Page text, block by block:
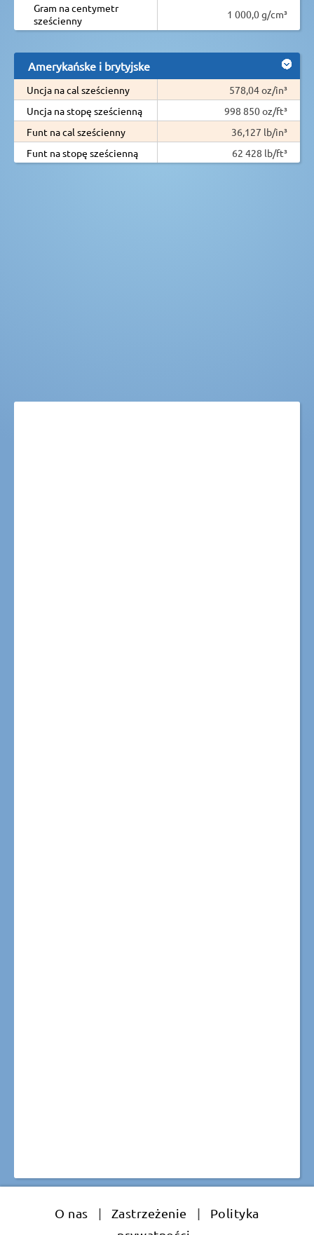
Gram na centymetr
sześcienny
1 000,0 g/cm³
Amerykańske i brytyjske
Uncja na cal sześcienny
578,04 oz/in³
Uncja na stopę sześcienną
998 850 oz/ft³
Funt na cal sześcienny
36,127 lb/in³
Funt na stopę sześcienną
62 428 lb/ft³
O nas | Zastrzeżenie |
Polityka